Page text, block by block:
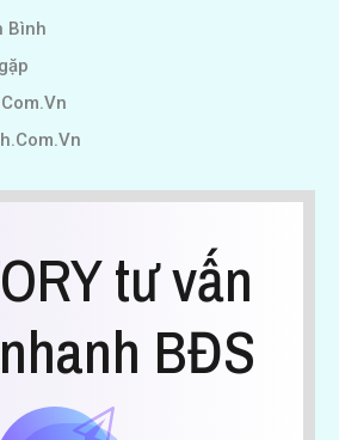
Bình
tư vấn
BĐS